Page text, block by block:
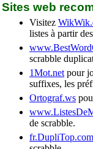
Sites web
Visitez
listes à partir
scrabble
1Mot.net pour
suffixes, les
Ortograf.ws
de scrabble.
fr.DupliTop.com